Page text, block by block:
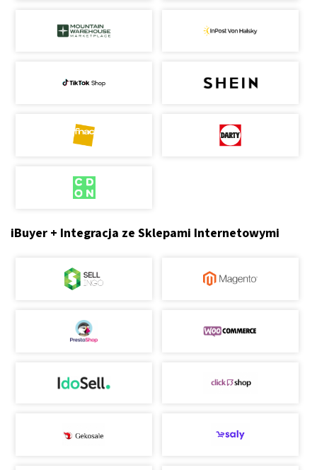
iBuyer + Integracja ze Sklepami Internetowymi